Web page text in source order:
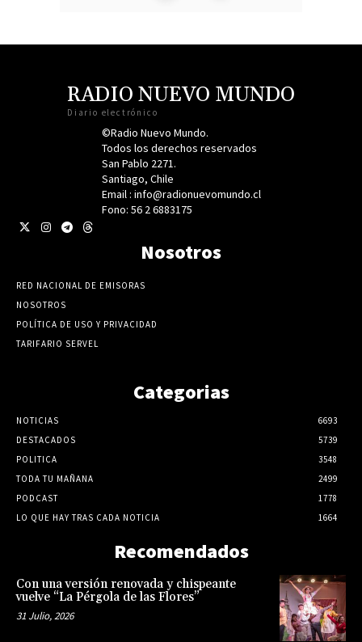
RADIO NUEVO MUNDO
Diario electrónico
©Radio Nuevo Mundo.
Todos los derechos reservados
San Pablo 2271.
Santiago, Chile
Email : info@radionuevomundo.cl
Fono: 56 2 6883175
Nosotros
RED NACIONAL DE EMISORAS
NOSOTROS
POLÍTICA DE USO Y PRIVACIDAD
TARIFARIO SERVEL
Categorias
NOTICIAS
6693
DESTACADOS
5739
POLITICA
3548
TODA TU MAÑANA
2499
PODCAST
1778
LO QUE HAY TRAS CADA NOTICIA
1664
Recomendados
Con una versión renovada y chispeante
vuelve “La Pérgola de las Flores”
31 Julio, 2026